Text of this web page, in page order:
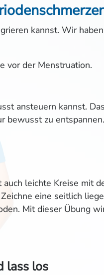
kannst. Wir
vor der Menstruation.
ansteuern kannst.
bewusst zu entspannen.
leichte Kreise mit
eine seitlich
Mit dieser Übung
lass los